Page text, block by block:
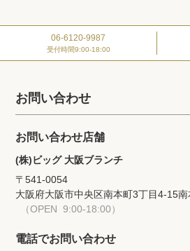
06-6120-9987
受付時間9:00-18:00
お問い合わせ
お問い合わせ店舗
(株)ビッグ 大阪ブランチ
〒541-0054
大阪府大阪市中央区南本町3丁目4-15南
（OPEN 9:00-18:00）
電話でお問い合わせ